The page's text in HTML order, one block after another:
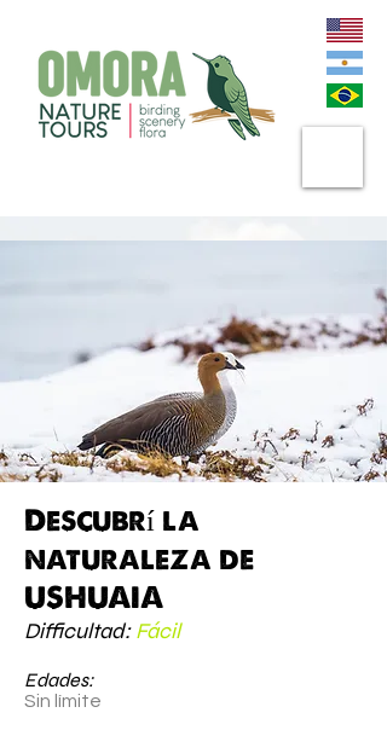
Descubrí la
naturaleza de
USHUAIA
Difficultad: Fácil
Edades:
Sin límite